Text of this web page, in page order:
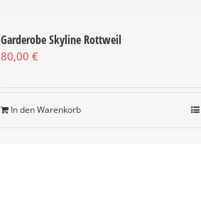
Garderobe Skyline Rottweil
80,00 €
In den Warenkorb